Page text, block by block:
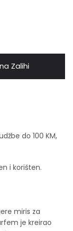
Zalihi
do 100 KM,
i korišten.
miris za
je kreirao